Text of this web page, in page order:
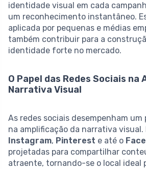
identidade visual em cada
um reconhecimento instantâneo.
aplicada por pequenas e médias
também contribuir para a
identidade forte no mercado.
O Papel das Redes Sociais na
Narrativa Visual
As redes sociais desempenham
na amplificação da narrativa
Instagram, Pinterest e até o
projetadas para compartilhar
atraente, tornando-se o local ideal